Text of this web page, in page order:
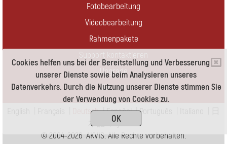
Cookies helfen uns bei der Bereitstellung und Verbesserung
unserer Dienste sowie beim Analysieren unseres
Datenverkehrs. Durch die Nutzung unserer Dienste stimmen Sie
der Verwendung von Cookies zu.
OK
Fotobearbeitung
Videobearbeitung
Rahmenpakete
Upgrade
Kontakt
Deutsch|Español|Português
本語|Pусский
© 2004-2026 AKVIS. Alle Rechte vorbehalten.